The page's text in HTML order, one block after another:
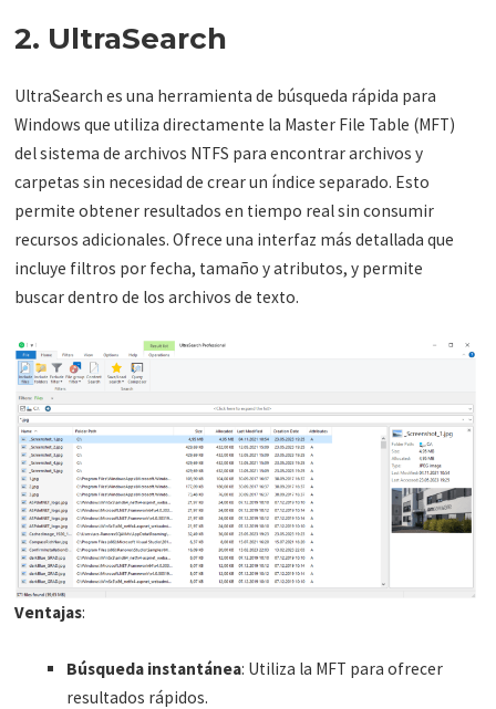
2. UltraSearch
UltraSearch es una herramienta de búsqueda rápida para
Windows que utiliza directamente la Master File Table (MFT)
del sistema de archivos NTFS para encontrar archivos y
carpetas sin necesidad de crear un índice separado. Esto
permite obtener resultados en tiempo real sin consumir
recursos adicionales. Ofrece una interfaz más detallada que
incluye filtros por fecha, tamaño y atributos, y permite
buscar dentro de los archivos de texto.
Ventajas:
Búsqueda instantánea: Utiliza la MFT para ofrecer
resultados rápidos.